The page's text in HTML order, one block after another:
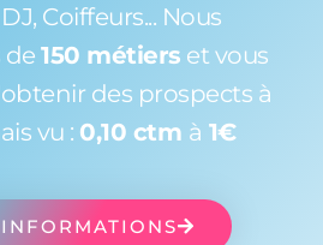
Coiffeurs... Nous
de 150 métiers et vous
des prospects à
vu : 0,10 ctm à 1€